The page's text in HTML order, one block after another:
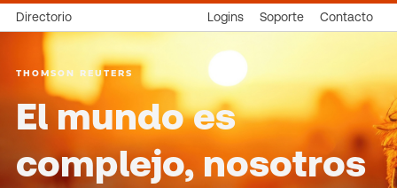
Directorio Logins Soporte Contacto
THOMSON REUTERS
El mundo es
complejo, nosotros